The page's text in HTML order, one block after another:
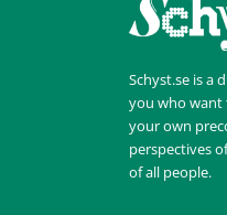
Schyst.se is a
you who want
your own
perspectives
of all people.